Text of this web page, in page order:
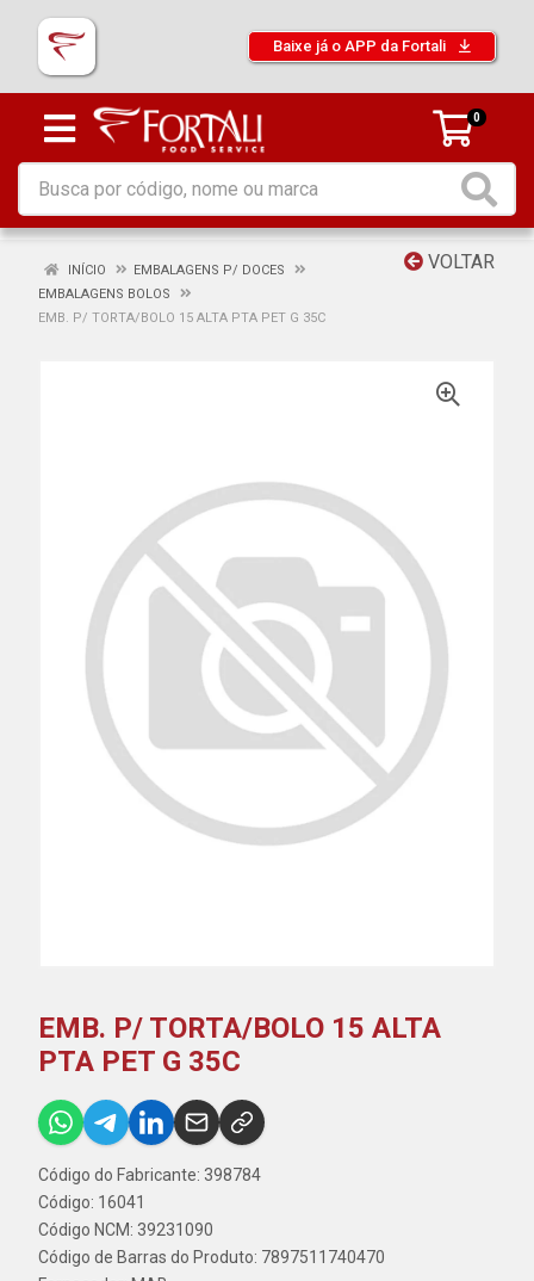
Baixe já o APP da Fortali
0
VOLTAR
INÍCIO
EMBALAGENS P/ DOCES
EMBALAGENS BOLOS
EMB. P/ TORTA/BOLO 15 ALTA PTA PET G 35C
EMB. P/ TORTA/BOLO 15 ALTA
PTA PET G 35C
Código do Fabricante: 398784
Código: 16041
Código NCM: 39231090
Código de Barras do Produto: 7897511740470